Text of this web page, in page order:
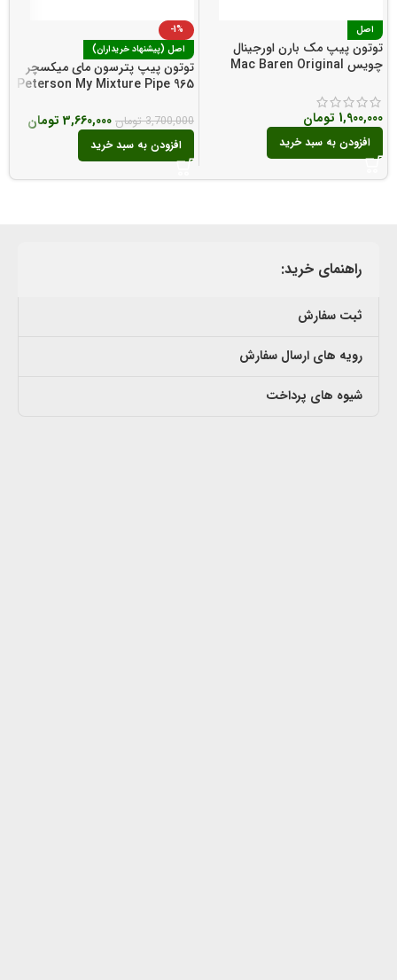
اصل
توتون پیپ مک بارن اورجینال
چویس Mac Baren Original
1,900,000 تومان
افزودن به سبد خرید
-1%
اصل (پیشنهاد خریداران)
توتون پیپ پترسون مای میکسچر
965 Peterson My Mixture Pipe
3,700,000 تومان 3,660,000 تومان
افزودن به سبد خرید
راهنمای خرید:
ثبت سفارش
رویه های ارسال سفارش
شیوه های پرداخت